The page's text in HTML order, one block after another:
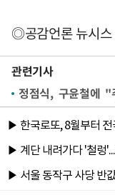
◎공감언론 뉴시스
관련기사